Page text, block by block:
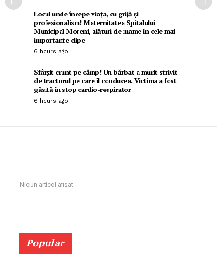
Locul unde începe viața, cu grijă și
profesionalism! Maternitatea Spitalului
Municipal Moreni, alături de mame în cele mai
importante clipe
6 hours ago
Sfârșit crunt pe câmp! Un bărbat a murit strivit
de tractorul pe care îl conducea. Victima a fost
găsită în stop cardio-respirator
6 hours ago
Niciun articol afișat
Popular